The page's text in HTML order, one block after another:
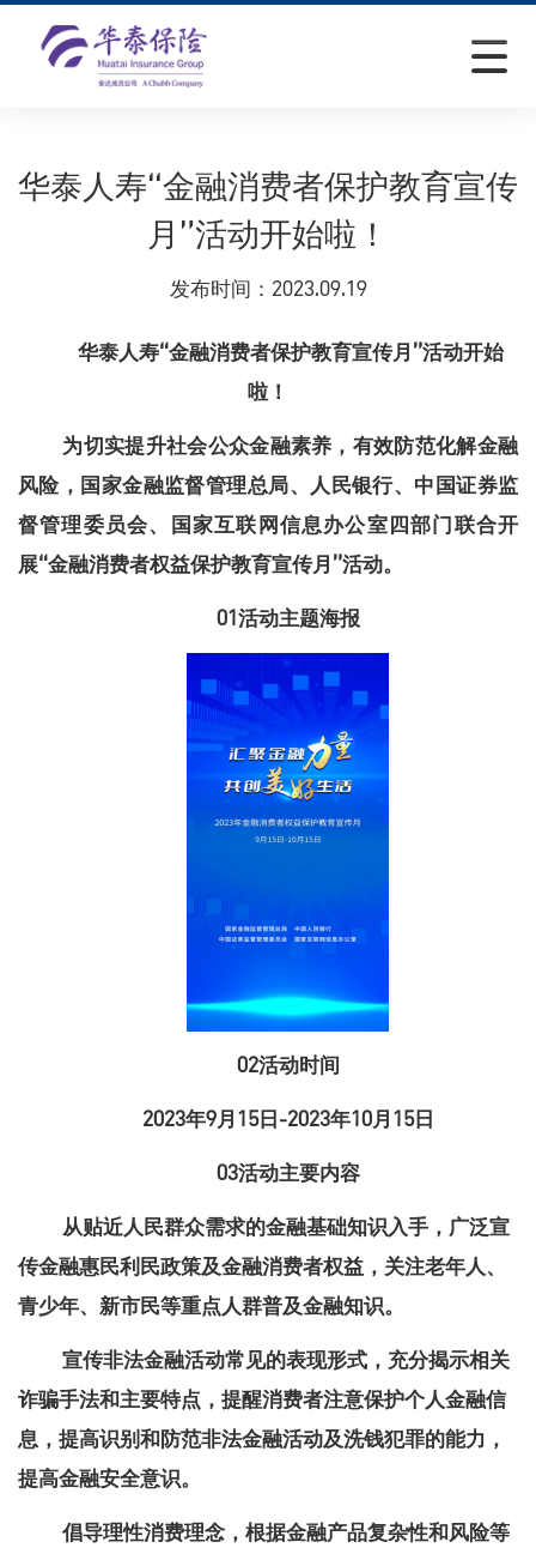
华泰人寿“金融消费者保护教育宣传
月”活动开始啦！
发布时间： 2023.09.19
华泰人寿“金融消费者保护教育宣传月”活动开始
啦！
为切实提升社会公众金融素养 ， 有效防范化解金融
风险，国家金融监督管理总局、人民银行、中国证券监
督管理委员会、国家互联网信息办公室四部门联合开
展“金融消费者权益保护教育宣传月”活动。
01活动主题海报
02活动时间
2023年9月15日-2023年10月15日
03活动主要内容
从贴近人民群众需求的金融基础知识入手 ，广泛宣
传金融惠民利民政策及金融消费者权益，关注老年人、
青少年、新市民等重点人群普及金融知识。
宣传非法金融活动常见的表现形式 ，充分揭示相关
诈骗手法和主要特点，提醒消费者注意保护个人金融信
息， 提高识别和防范非法金融活动及洗钱犯罪的能力，
提高金融安全意识。
倡导理性消费理念 ，根据金融产品复杂性和风险等